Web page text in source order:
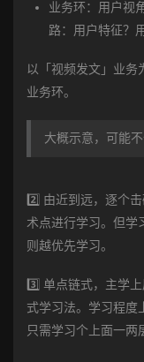
业务环：用户视
路：用户特征？
以「视频发文」业务
业务环。
大概示意，可能
2️⃣ 由近到远，逐个
术点进行学习。但学
则越优先学习。
3️⃣ 单点链式，主学
式学习法。学习程度
只需学习个上面一两